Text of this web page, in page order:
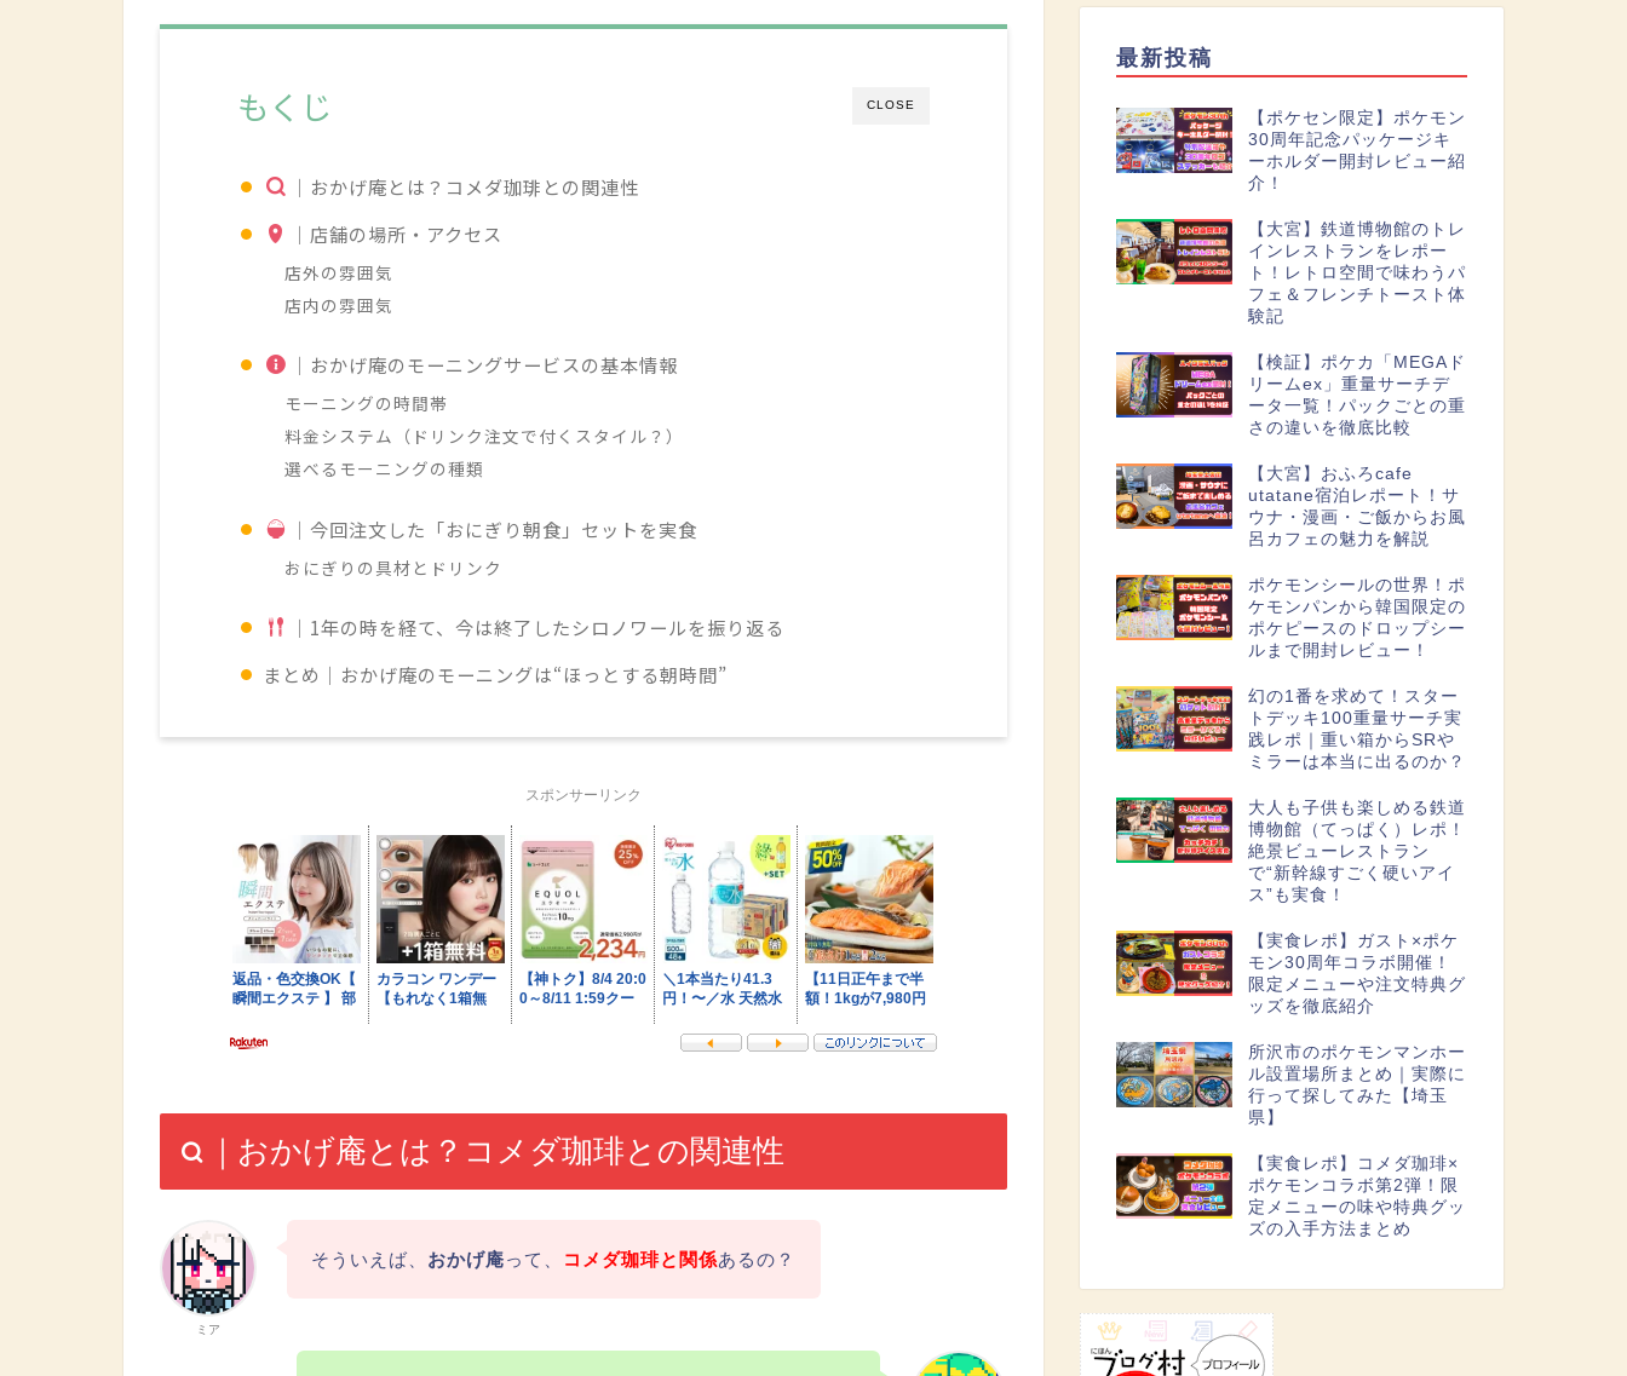
CLOSE
もくじ
｜おかげ庵とは？コメダ珈琲との関連性
｜店舗の場所・アクセス
店外の雰囲気
店内の雰囲気
｜おかげ庵のモーニングサービスの基本情報
モーニングの時間帯
料金システム（ドリンク注文で付くスタイル？）
選べるモーニングの種類
｜今回注文した「おにぎり朝食」セットを実食
おにぎりの具材とドリンク
｜1年の時を経て、今は終了したシロノワールを振り返る
まとめ｜おかげ庵のモーニングは“ほっとする朝時間”
スポンサーリンク
｜おかげ庵とは？コメダ珈琲との関連性
ミア
そういえば、 おかげ庵って、 コメダ珈琲と関係あるの？
最新投稿
【ポケセン限定】ポケモン
30周年記念パッケージキ
ーホルダー開封レビュー紹
介！
【大宮】鉄道博物館のトレ
インレストランをレポー
ト！レトロ空間で味わうパ
フェ＆フレンチトースト体
験記
【検証】ポケカ「MEGAド
リームex」重量サーチデ
ータ一覧！パックごとの重
さの違いを徹底比較
【大宮】おふろcafe
utatane宿泊レポート！サ
ウナ・漫画・ご飯からお風
呂カフェの魅力を解説
ポケモンシールの世界！ポ
ケモンパンから韓国限定の
ポケピースのドロップシー
ルまで開封レビュー！
幻の1番を求めて！スター
トデッキ100重量サーチ実
践レポ｜重い箱からSRや
ミラーは本当に出るのか？
大人も子供も楽しめる鉄道
博物館（てっぱく）レポ！
絶景ビューレストラン
で“新幹線すごく硬いアイ
ス”も実食！
【実食レポ】ガスト×ポケ
モン30周年コラボ開催！
限定メニューや注文特典グ
ッズを徹底紹介
所沢市のポケモンマンホー
ル設置場所まとめ｜実際に
行って探してみた【埼玉
県】
【実食レポ】コメダ珈琲×
ポケモンコラボ第2弾！限
定メニューの味や特典グッ
ズの入手方法まとめ